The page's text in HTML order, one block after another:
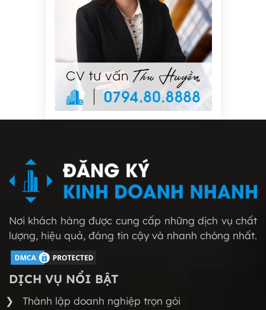
Nơi khách hàng được cung cấp những dịch vụ chất
lượng, hiệu quả, đáng tin cậy và nhanh chóng nhất.
DỊCH VỤ NỔI BẬT
Thành lập doanh nghiệp trọn gói